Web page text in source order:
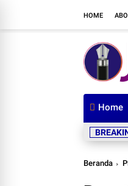
HOME
Home
Beranda